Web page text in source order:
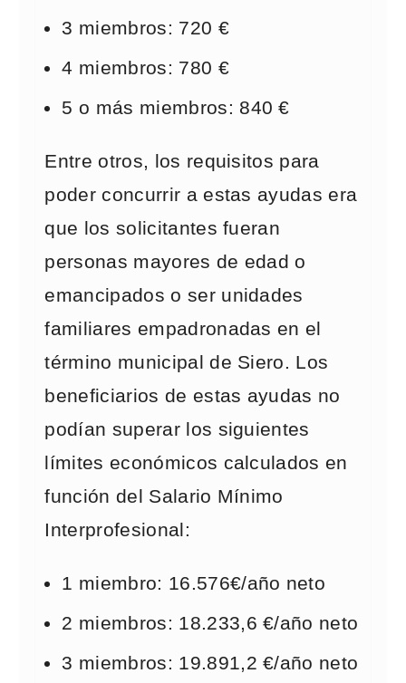
3 miembros: 720 €
4 miembros: 780 €
5 o más miembros: 840 €
Entre otros, los requisitos para
poder concurrir a estas ayudas era
que los solicitantes fueran
personas mayores de edad o
emancipados o ser unidades
familiares empadronadas en el
término municipal de Siero. Los
beneficiarios de estas ayudas no
podían superar los siguientes
límites económicos calculados en
función del Salario Mínimo
Interprofesional:
1 miembro: 16.576€/año neto
2 miembros: 18.233,6 €/año neto
3 miembros: 19.891,2 €/año neto